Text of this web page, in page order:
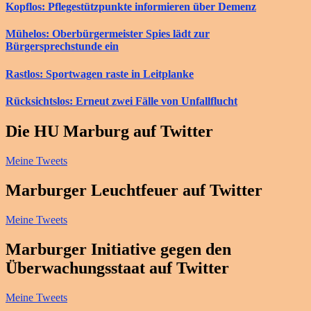
Kopflos: Pflegestützpunkte informieren über Demenz
Mühelos: Oberbürgermeister Spies lädt zur
Bürgersprechstunde ein
Rastlos: Sportwagen raste in Leitplanke
Rücksichtslos: Erneut zwei Fälle von Unfallflucht
Die HU Marburg auf Twitter
Meine Tweets
Marburger Leuchtfeuer auf Twitter
Meine Tweets
Marburger Initiative gegen den
Überwachungsstaat auf Twitter
Meine Tweets